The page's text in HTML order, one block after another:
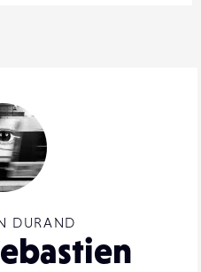
DURAND